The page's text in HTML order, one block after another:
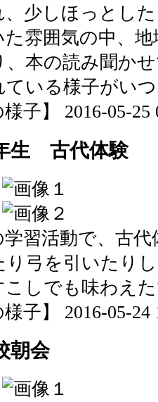
、少しほっとし
た雰囲気の中、
、本の読み聞か
ている様子がい
様子】 2016-05-25
生 古代体験
習活動で、古
り弓を引いたり
こしでも味わえ
様子】 2016-05-24
朝会